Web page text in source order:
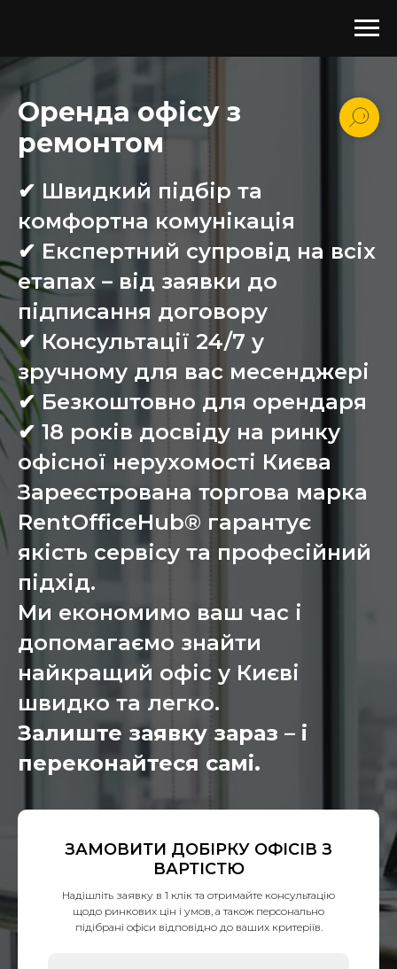
Оренда офісу з
ремонтом
✔ Швидкий підбір та
комфортна комунікація
✔ Експертний супровід на всіх
етапах – від заявки до
підписання договору
✔ Консультації 24/7 у
зручному для вас месенджері
✔ Безкоштовно для орендаря
✔ 18 років досвіду на ринку
офісної нерухомості Києва
Зареєстрована торгова марка
RentOfficeHub® гарантує
якість сервісу та професійний
підхід.
Ми економимо ваш час і
допомагаємо знайти
найкращий офіс у Києві
швидко та легко.
Залиште заявку зараз – і
переконайтеся самі.
ЗАМОВИТИ ДОБІРКУ ОФІСІВ З
ВАРТІСТЮ
Надішліть заявку в 1 клік та отримайте консультацію
щодо ринкових цін і умов, а також персонально
підібрані офіси відповідно до ваших критеріїв.